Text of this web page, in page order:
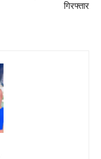
गिरफ्तार